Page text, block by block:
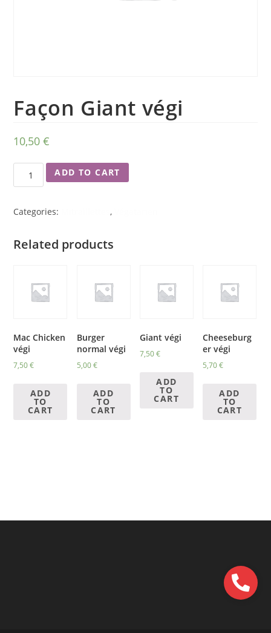
Façon Giant végi
10,50€
ADD TO CART
Categories: Mitraillettes,
Related products
Mac Chicken
végi
7,50€
ADD
TO
CART
Burger
normal végi
5,00€
ADD
TO
CART
Giant végi
7,50€
ADD
TO
CART
Cheeseburg
er végi
5,70€
ADD
TO
CART